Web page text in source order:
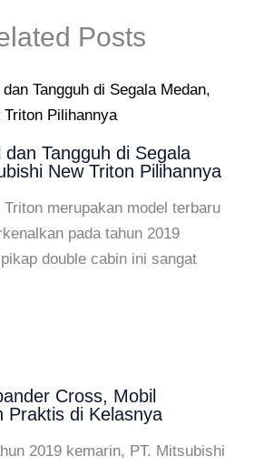
Posts
dan Tangguh di Segala
New Triton Pilihannya
merupakan model terbaru
pada tahun 2019
double cabin ini sangat
Cross, Mobil
Praktis di Kelasnya
2019 kemarin, PT. Mitsubishi